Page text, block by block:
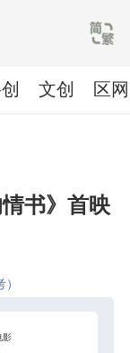
文创 区网
书》首映